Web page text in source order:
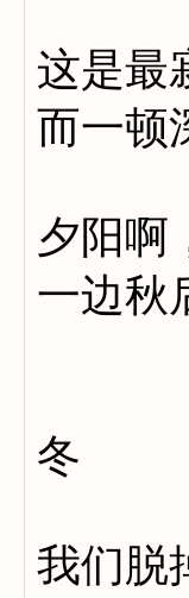
这是最
而一顿
夕阳啊
一边秋
冬
我们脱